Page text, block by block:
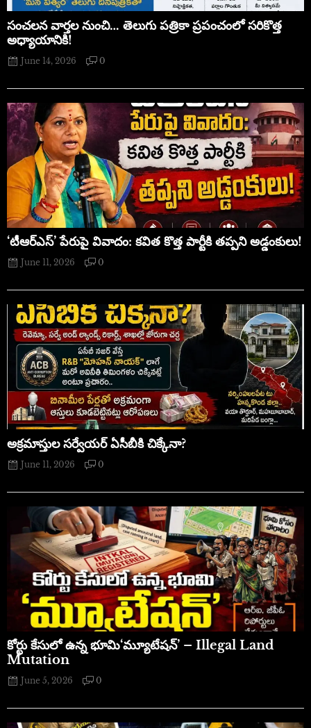
సంచలన వార్తల నుంచి… తెలుగు పత్రికా ప్రపంచంలో సరికొత్త
అధ్యాయానికి!
June 14, 2026 0
‘టీఆర్ఎస్’ పేరుపై వివాదం: కవిత కొత్త పార్టీకి తప్పని అడ్డంకులు!
June 11, 2026 0
అక్రమాస్తుల సర్వేయర్ ఏసీబీకి చిక్కేనా?
June 11, 2026 0
​కోర్టు కేసులో ఉన్న భూమి‘మ్యూటేషన్’ – Illegal Land
Mutation
June 5, 2026 0